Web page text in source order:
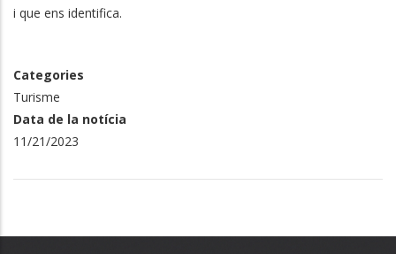
i que ens identifica.
Categories
Turisme
Data de la notícia
11/21/2023